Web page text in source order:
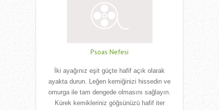
Psoas Nefesi
İki ayağınız eşit güçte hafif açık olarak
ayakta durun. Leğen kemiğinizi hissedin ve
omurga ile tam dengede olmasını sağlayın.
Kürek kemikleriniz göğsünüzü hafif iter